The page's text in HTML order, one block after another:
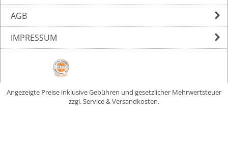
AGB
IMPRESSUM
Angezeigte Preise inklusive Gebühren und gesetzlicher Mehrwertsteuer
zzgl. Service & Versandkosten.